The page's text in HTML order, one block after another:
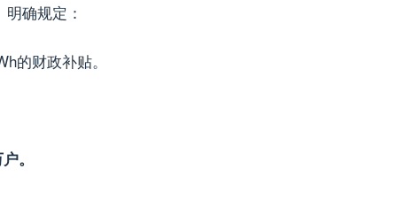
确规定：
的财政补贴。
。